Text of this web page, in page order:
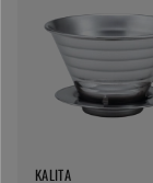
KALITA